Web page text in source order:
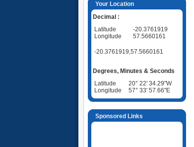
Your Location
Decimal :
Latitude
-20.3761919
Longitude
57.5660161
-20.3761919,57.5660161
Degrees, Minutes & Seconds
Latitude
20° 22' 34.29"W
Longitude
57° 33' 57.66"E
Sponsored Links